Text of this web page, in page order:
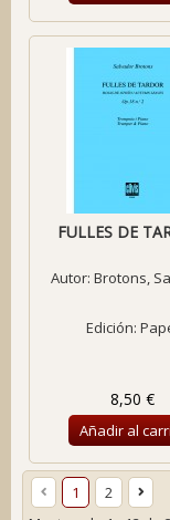
FULLES DE
Autor: Brotons,
Edición:
8,50 €
Añadir al
1
2